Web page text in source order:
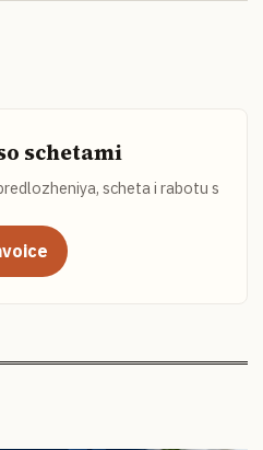
schetami
scheta i rabotu s